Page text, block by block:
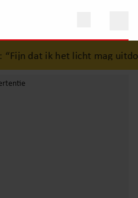
dat ik het licht mag